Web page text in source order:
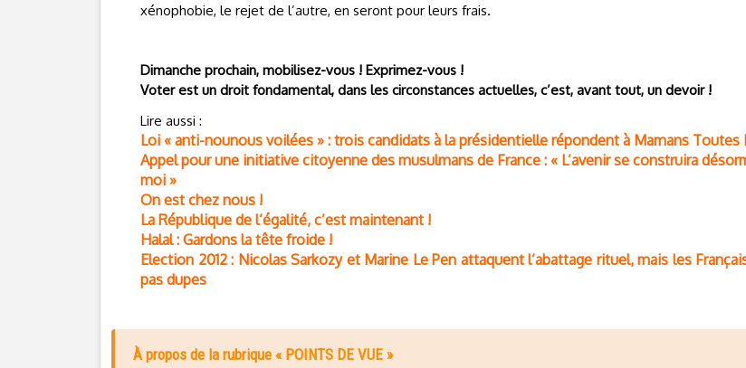
xénophobie, le rejet de l’autre, en seront pour leurs frais.
Dimanche prochain, mobilisez-vous ! Exprimez-vous !
Voter est un droit fondamental, dans les circonstances actuelles, c’est, avant tout, un devoir !
Lire aussi :
Loi « anti-nounous voilées » : trois candidats à la présidentielle répondent à Mamans Toutes
Appel pour une initiative citoyenne des musulmans de France : « L’avenir se construira
moi »
On est chez nous !
La République de l’égalité, c’est maintenant !
Halal : Gardons la tête froide !
Election 2012 : Nicolas Sarkozy et Marine Le Pen attaquent l’abattage rituel, mais les
pas dupes
À propos de la rubrique « POINTS DE VUE »